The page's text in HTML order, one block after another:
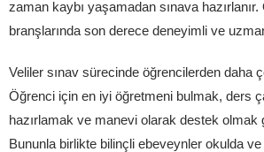
zaman kaybı yaşamadan sınava
branşlarında son derece deneyimli ve
Veliler sınav sürecinde öğrencilerden daha
Öğrenci için en iyi öğretmeni bulmak, ders
hazırlamak ve manevi olarak destek olmak
Bununla birlikte bilinçli ebeveynler okulda